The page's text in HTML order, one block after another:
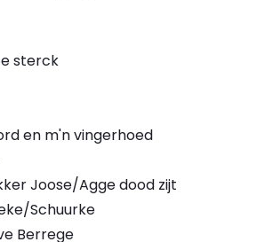
sterck
en m'n vingerhoed
Joose/Agge dood zijt
Schuurke
Berrege